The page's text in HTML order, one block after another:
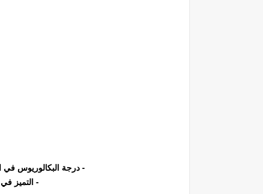
- درجة البكالوريوس في
- التميز